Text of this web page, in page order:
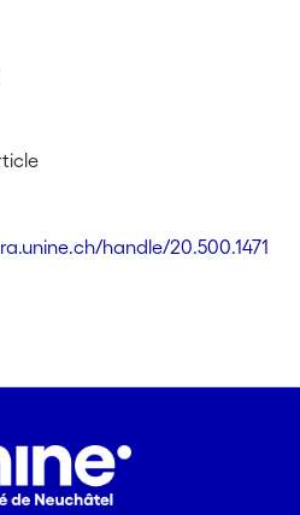
handle/20.500.1471